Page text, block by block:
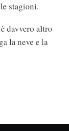
stagioni.
davvero altro
la neve e la